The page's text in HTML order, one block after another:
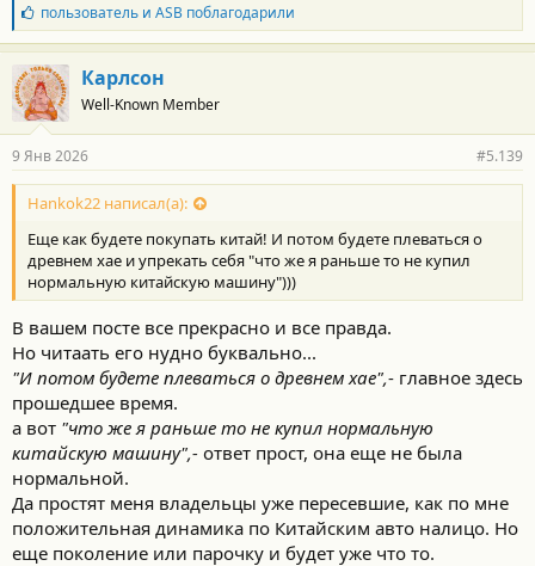
Б
л
а
г
о
д
а
н
о
с
и
:
пользовательи ASBпоблагодарили
Карлсон
Well-Known Member
9 Янв 2026 #5.139
Hankok22 написал(а):
Еще как будете покупать китай! И потом будете плеваться о
древнем хае и упрекать себя "что же я раньше то не купил
нормальную китайскую машину")))
В вашем посте все прекрасно и все правда.
Но читаать его нудно буквально...
"И потом будете плеваться о древнем хае",- главное здесь
прошедшее время.
а вот "что же я раньше то не купил нормальную
китайскую машину",- ответ прост, она еще не была
нормальной.
Да простят меня владельцы уже пересевшие, как по мне
положительная динамика по Китайским авто налицо. Но
еще поколение или парочку и будет уже что то.